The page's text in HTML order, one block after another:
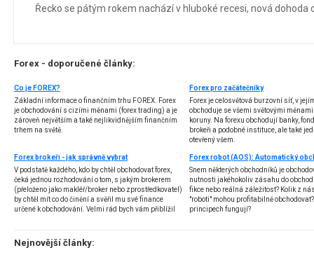
Řecko se pátým rokem nachází v hluboké recesi, nová dohoda
Forex - doporučené články:
Co je FOREX?
Základní informace o finančním trhu FOREX. Forex
je obchodování s cizími měnami (forex trading) a je
zároveň největším a také nejlikvidnějším finančním
trhem na světě.
Forex pro začátečníky
Forex je celosvětová burzovní síť, v
obchoduje se všemi světovými
koruny. Na forexu obchodují banky,
brokeři a podobné instituce, ale také
otevřený všem.
Forex brokeři - jak správně vybrat
V podstatě každého, kdo by chtěl obchodovat forex,
čeká jednou rozhodování o tom, s jakým brokerem
(přeloženo jako makléř/broker nebo zprostředkovatel)
by chtěl mít co do činění a svěřil mu své finance
určené k obchodování. Velmi rád bych vám přiblížil
několik příkladů nejznámějších z nich.
Snem některých obchodníků je
nutnosti jakéhokoliv zásahu do
fikce nebo reálná záležitost? Kolik z
"roboti" mohou profitabilně
principech fungují?
Nejnovější články: